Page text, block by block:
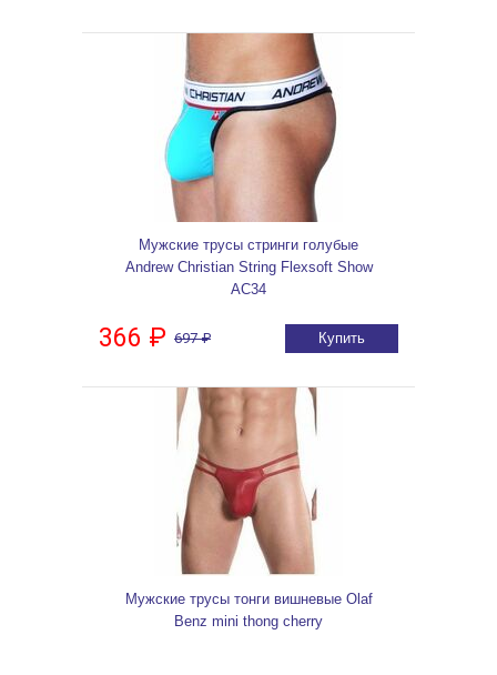
Мужские трусы стринги голубые
Andrew Christian String Flexsoft Show
AC34
366 ₽ 697 ₽ Купить
Мужские трусы тонги вишневые Olaf
Benz mini thong cherry